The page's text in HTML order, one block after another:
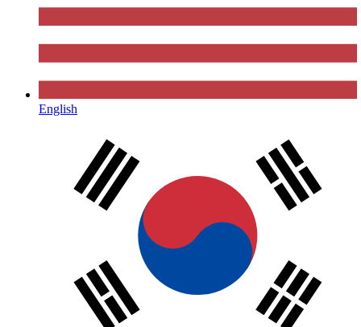
English